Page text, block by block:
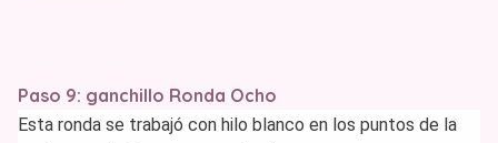
Paso 9: ganchillo Ronda Ocho
Esta ronda se trabajó con hilo blanco en los puntos de la